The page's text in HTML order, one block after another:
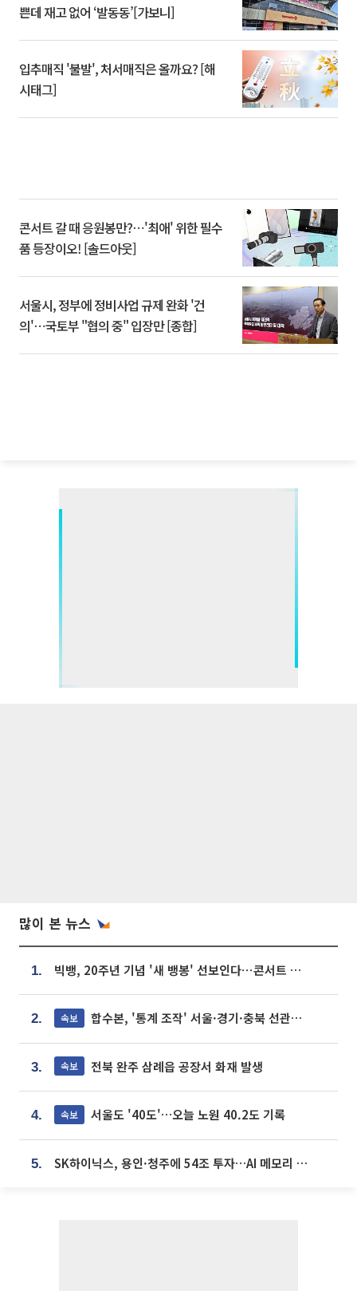
쁜데 재고 없어 ‘발동동’[가보니]
입추매직 '불발', 처서매직은 올까요? [해
시태그]
콘서트 갈 때 응원봉만?⋯'최애' 위한 필수
품 등장이오! [솔드아웃]
서울시, 정부에 정비사업 규제 완화 '건
의'⋯국토부 "협의 중" 입장만 [종합]
많이 본 뉴스
1. 빅뱅, 20주년 기념 '새 뱅봉' 선보인다⋯콘서트 앞두고 팝업 개최
2. 속보 합수본, '통계 조작' 서울·경기·충북 선관위 등 추가 압수수색
3. 속보 전북 완주 삼례읍 공장서 화재 발생
4. 속보 서울도 '40도'…오늘 노원 40.2도 기록
5. SK하이닉스, 용인·청주에 54조 투자…AI 메모리 생산기지 키운다